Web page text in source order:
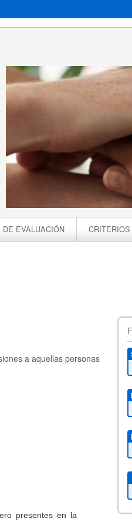
EVALUACIÓN
a aquellas personas
presentes en la